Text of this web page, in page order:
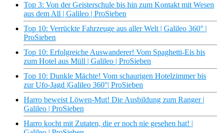
Top 3: Von der Geisterschule bis hin zum Kontakt mit Wesen
aus dem All | Galileo | ProSieben
Top 10: Verrückte Fahrzeuge aus aller Welt | Galileo 360° |
ProSieben
Top 10: Erfolgreiche Auswanderer! Vom Spaghetti-Eis bis
zum Hotel aus Müll | Galileo | ProSieben
Top 10: Dunkle Mächte! Vom schaurigen Hotelzimmer bis
zur Ufo-Jagd |Galileo 360°| ProSieben
Harro beweist Löwen-Mut! Die Ausbildung zum Ranger |
Galileo | ProSieben
Harro kocht mit Zutaten, die er noch nie gesehen hat! |